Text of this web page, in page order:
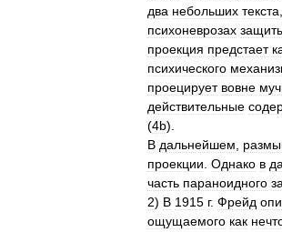
два небольших текста
психоневрозах
проекция предстает
психического
проецирует вовне
действительные
(4b).
В дальнейшем
проекции Однако в
часть параноидного
2) В 1915 г. Фрейд
ощущаемого как